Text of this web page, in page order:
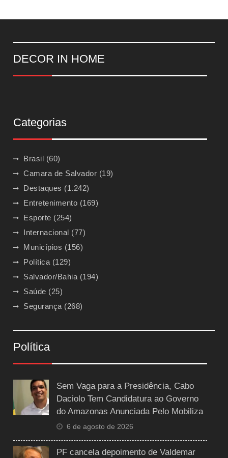
DECOR IN HOME
Categorias
Brasil (60)
Camara de Salvador (19)
Destaques (1.242)
Entretenimento (169)
Esporte (254)
Internacional (77)
Municípios (156)
Política (129)
Salvador/Bahia (194)
Saúde (25)
Segurança (268)
Política
Sem Vaga para a Presidência, Cabo
Daciolo Tem Candidatura ao Governo
do Amazonas Anunciada Pelo Mobiliza
6 de agosto de 2026
PF cancela depoimento de Valdemar